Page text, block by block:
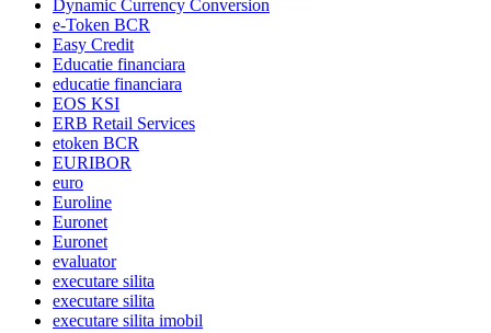
Dynamic Currency Conversion
e-Token BCR
Easy Credit
Educatie financiara
educatie financiara
EOS KSI
ERB Retail Services
etoken BCR
EURIBOR
euro
Euroline
Euronet
Euronet
evaluator
executare silita
executare silita
executare silita imobil